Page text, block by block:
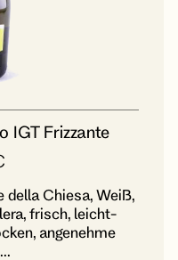
IGT Frizzante
della Chiesa, Weiß,
frisch, leicht-
angenehme